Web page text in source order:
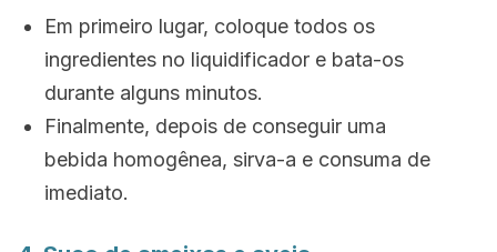
Em primeiro lugar, coloque todos os
ingredientes no liquidificador e bata-os
durante alguns minutos.
Finalmente, depois de conseguir uma
bebida homogênea, sirva-a e consuma de
imediato.